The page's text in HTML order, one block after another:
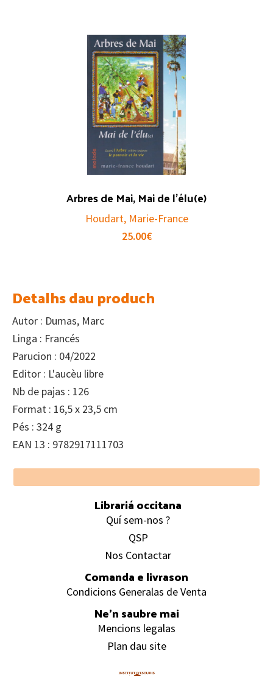
Arbres de Mai, Mai de l’élu(e)
Houdart, Marie-France
25.00€
Detalhs dau produch
Autor : Dumas, Marc
Linga : Francés
Parucion : 04/2022
Editor : L'aucèu libre
Nb de pajas : 126
Format : 16,5 x 23,5 cm
Pés : 324 g
EAN 13 : 9782917111703
Footer
Librariá occitana
Quí sem-nos ?
QSP
Nos Contactar
Comanda e livrason
Condicions Generalas de Venta
Ne’n saubre mai
Mencions legalas
Plan dau site